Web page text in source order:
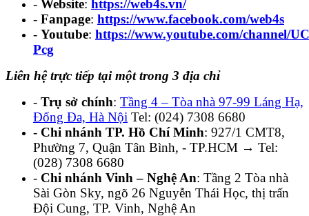
- Website: https://web4s.vn/
- Fanpage: https://www.facebook.com/web4s
- Youtube: https://www.youtube.com/channel/
Pcg
Liên hệ trực tiếp tại một trong 3 địa chỉ
- Trụ sở chính: Tầng 4 – Tòa nhà 97-99 Láng Hạ,
Đống Đa, Hà Nội Tel: (024) 7308 6680
- Chi nhánh TP. Hồ Chí Minh: 927/1 CMT8,
Phường 7, Quận Tân Bình, - TP.HCM → Tel:
(028) 7308 6680
- Chi nhánh Vinh – Nghệ An: Tầng 2 Tòa nhà
Sài Gòn Sky, ngõ 26 Nguyễn Thái Học, thị trấn
Đội Cung, TP. Vinh, Nghệ An